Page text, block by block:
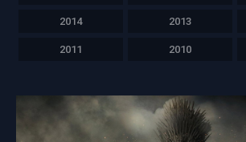
2014 2013
2011 2010